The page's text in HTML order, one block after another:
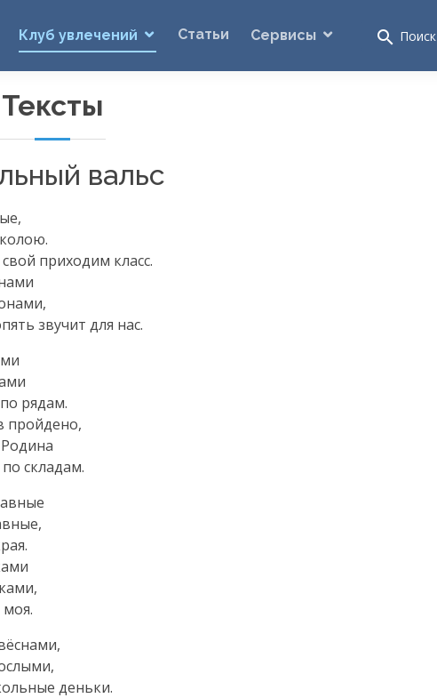
Клуб увлечений Статьи Сервисы search Поиск
Тексты
вальс
приходим класс.
звучит для нас.
рядам.
пройдено,
складам.
деньки.